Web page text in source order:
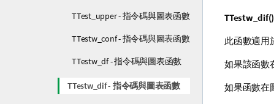
TTest_upper - 指令碼與圖表函數
TTestw_conf - 指令碼與圖表函數
TTestw_df - 指令碼與圖表函數
TTestw_dif - 指令碼與圖表函數
TTestw_dif()
此函數適用
如果該函數
如果函數在